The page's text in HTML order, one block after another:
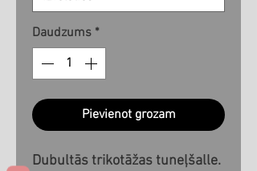
Daudzums *
Pievienot grozam
Dubultās trikotāžas tuneļšalle.